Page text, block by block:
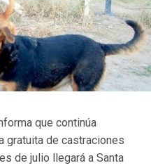
que continúa
gratuita de castraciones
de julio llegará a Santa